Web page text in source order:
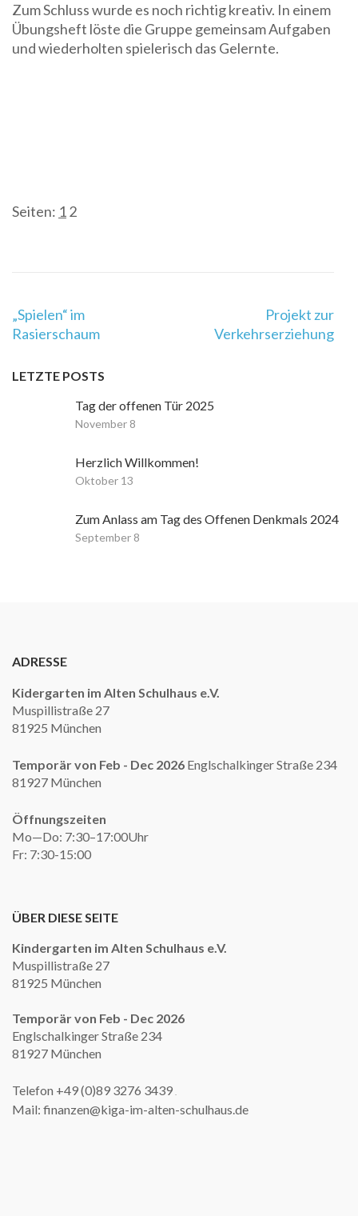
Zum Schluss wurde es noch richtig kreativ. In einem
Übungsheft löste die Gruppe gemeinsam Aufgaben
und wiederholten spielerisch das Gelernte.
Seiten: 12
Beitragsnavigation
„Spielen“ im
Rasierschaum
Projekt zur
Verkehrserziehung
LETZTE POSTS
Tag der offenen Tür 2025
November 8
Herzlich Willkommen!
Oktober 13
Zum Anlass am Tag des Offenen Denkmals 2024
September 8
ADRESSE
Kidergarten im Alten Schulhaus e.V.
Muspillistraße 27
81925 München
Temporär von Feb - Dec 2026 Englschalkinger Straße 234
81927 München
Öffnungszeiten
Mo—Do: 7:30–17:00Uhr
Fr: 7:30-15:00
ÜBER DIESE SEITE
Kindergarten im Alten Schulhaus e.V.
Muspillistraße 27
81925 München
Temporär von Feb - Dec 2026
Englschalkinger Straße 234
81927 München
Telefon +49 (0)89 3276 3439
Mail: finanzen@kiga-im-alten-schulhaus.de